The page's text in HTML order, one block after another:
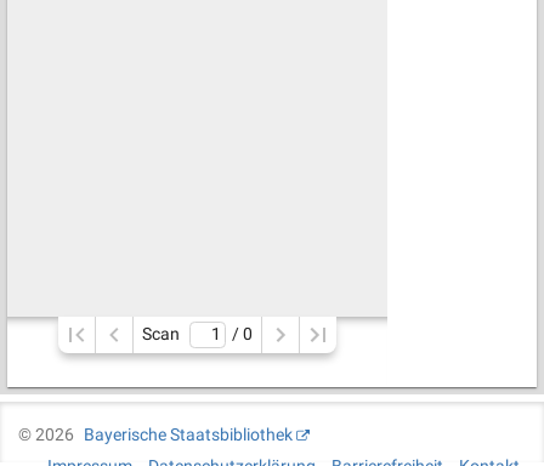
Scan / 0
©2026
Bayerische Staatsbibliothek